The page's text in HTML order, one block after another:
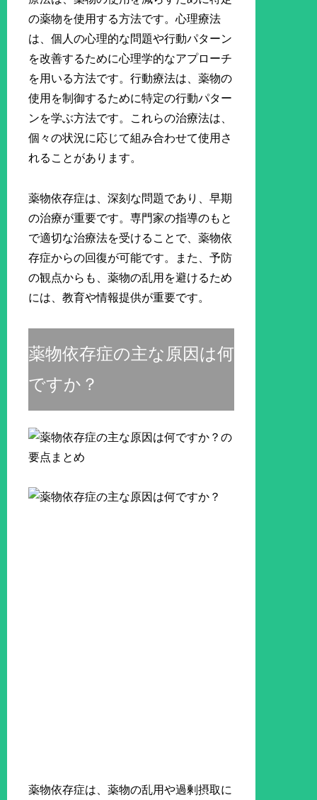
の薬物を使用する方法です。心理療法
は、個人の心理的な問題や行動パターン
を改善するために心理学的なアプローチ
を用いる方法です。行動療法は、薬物の
使用を制御するために特定の行動パター
ンを学ぶ方法です。これらの治療法は、
個々の状況に応じて組み合わせて使用さ
れることがあります。
薬物依存症は、深刻な問題であり、早期
の治療が重要です。専門家の指導のもと
で適切な治療法を受けることで、薬物依
存症からの回復が可能です。また、予防
の観点からも、薬物の乱用を避けるため
には、教育や情報提供が重要です。
薬物依存症の主な原因は何
ですか？
薬物依存症は、薬物の乱用や過剰摂取に